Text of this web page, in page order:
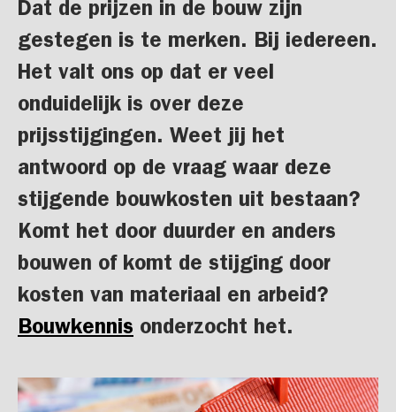
Dat de prijzen in de bouw zijn
gestegen is te merken. Bij iedereen.
Het valt ons op dat er veel
onduidelijk is over deze
prijsstijgingen. Weet jij het
antwoord op de vraag waar deze
stijgende bouwkosten uit bestaan?
Komt het door duurder en anders
bouwen of komt de stijging door
kosten van materiaal en arbeid?
Bouwkennis onderzocht het.